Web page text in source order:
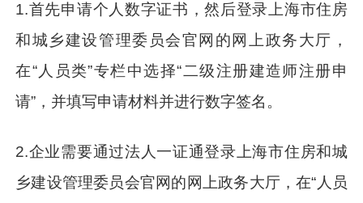
1.首先申请个人数字证书，然后登录上海市住房
和城乡建设管理委员会官网的网上政务大厅，
在“人员类”专栏中选择“二级注册建造师注册申
请”，并填写申请材料并进行数字签名。
2.企业需要通过法人一证通登录上海市住房和城
乡建设管理委员会官网的网上政务大厅，在“人员